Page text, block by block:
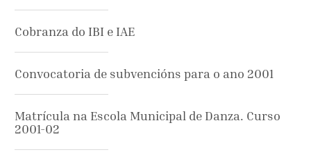
Cobranza do IBI e IAE
Convocatoria de subvencións para o ano 2001
Matrícula na Escola Municipal de Danza. Curso
2001-02